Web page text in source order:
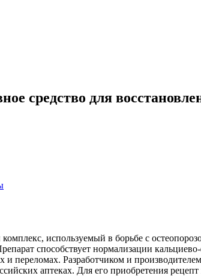
средство для
используемый в борьбе с
способствует нормализации
и переломах. Разработчиком и
аптеках. Для его приобретения рецепт